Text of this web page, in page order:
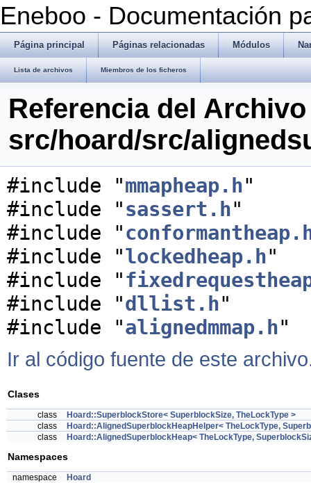
Eneboo - Documentación
Página principal Páginas relacionadas Módulos
Lista de archivos Miembros de los ficheros
Referencia del Archivo
src/hoard/src/
#include "mmapheap.h"
#include "sassert.h"
#include "
#include "lockedheap.h"
#include "
#include "dllist.h"
#include "alignedmmap.h"
Ir al código fuente de este
Clases
class
Hoard::SuperblockStore< SuperblockSize, TheLockType >
class
Hoard::AlignedSuperblockHeapHelper< TheLockType,
class
Hoard::AlignedSuperblockHeap< TheLockType,
Namespaces
namespace Hoard